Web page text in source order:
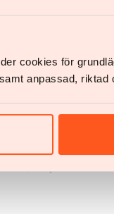
cookies för
anpassad, riktad
for et
med at
du skal
For
på
frokost
springe